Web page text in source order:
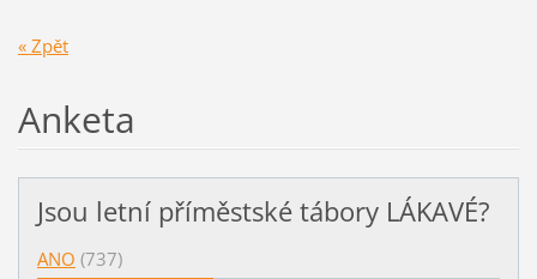
« Zpět
Anketa
Jsou letní příměstské tábory LÁKAVÉ?
ANO (737)